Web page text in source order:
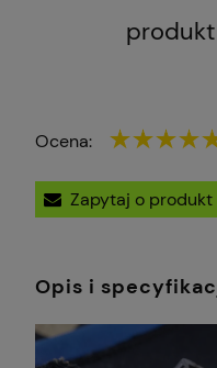
Ocena:
Zapytaj o produkt
Opis i